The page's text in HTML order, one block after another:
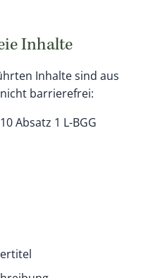
Inhalte
Inhalte sind aus
barrierefrei:
Absatz 1 L-BGG